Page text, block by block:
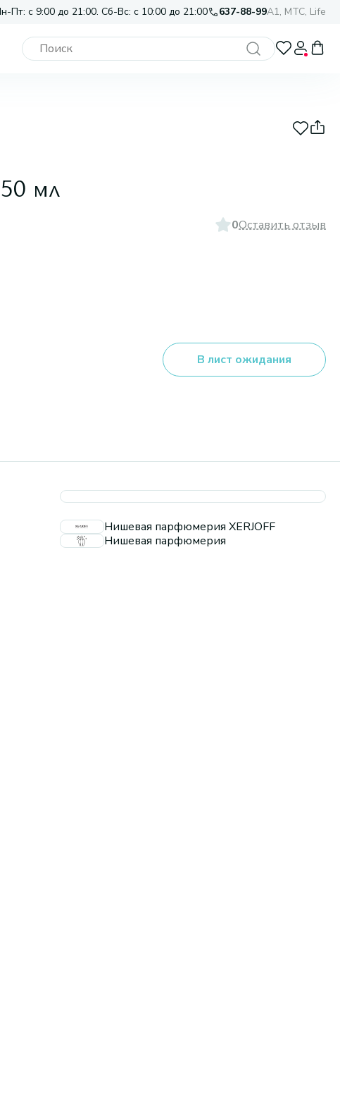
Пт: с 9:00 до 21:00. Сб-Вс: с 10:00 до 21:00 637-88-99A1, МТС, Life
мл
0Оставить отзыв
В лист ожидания
Нишевая парфюмерия XERJOFF
Нишевая парфюмерия